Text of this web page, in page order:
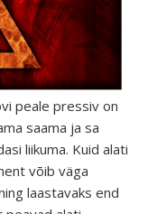
peale pressiv on
saama ja sa
liikuma. Kuid alati
võib väga
laastavaks end